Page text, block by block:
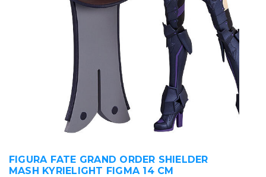
FIGURA FATE GRAND ORDER SHIELDER
MASH KYRIELIGHT FIGMA 14 CM